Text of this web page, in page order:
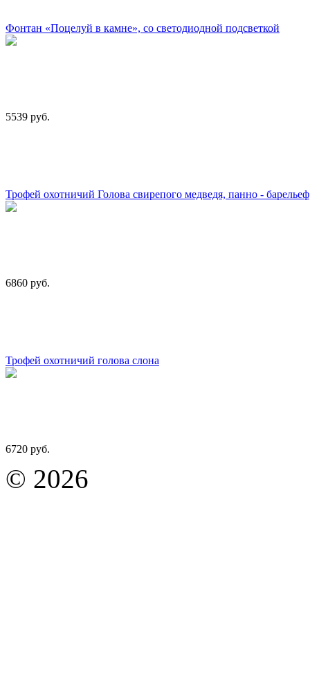
Фонтан «Поцелуй в камне», со светодиодной подсветкой
5539 руб.
Трофей охотничий Голова свирепого медведя, панно - барельеф
6860 руб.
Трофей охотничий голова слона
6720 руб.
© 2026